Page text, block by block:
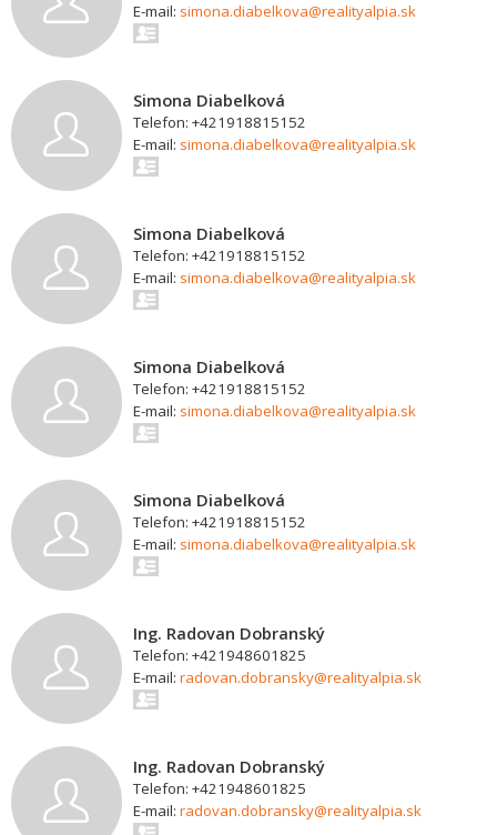
E-mail: simona.diabelkova@realityalpia.sk
Simona Diabelková
Telefon: +421918815152
E-mail: simona.diabelkova@realityalpia.sk
Simona Diabelková
Telefon: +421918815152
E-mail: simona.diabelkova@realityalpia.sk
Simona Diabelková
Telefon: +421918815152
E-mail: simona.diabelkova@realityalpia.sk
Simona Diabelková
Telefon: +421918815152
E-mail: simona.diabelkova@realityalpia.sk
Ing. Radovan Dobranský
Telefon: +421948601825
E-mail: radovan.dobransky@realityalpia.sk
Ing. Radovan Dobranský
Telefon: +421948601825
E-mail: radovan.dobransky@realityalpia.sk